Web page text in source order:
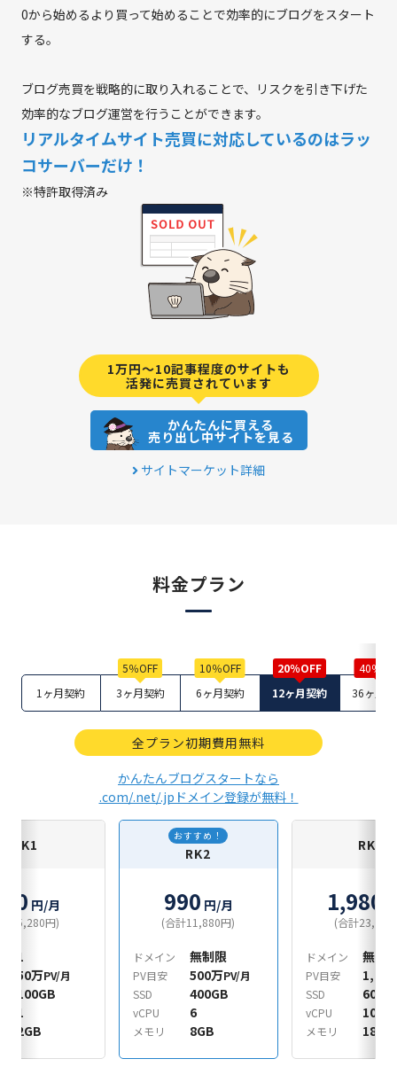
0から始めるより買って始めることで効率的にブログをスタート
する。
ブログ売買を戦略的に取り入れることで、リスクを引き下げた
効率的なブログ運営を行うことができます。
リアルタイムサイト売買に対応しているのはラッ
コサーバーだけ！
※特許取得済み
1万円～10記事程度のサイトも
活発に売買されています
かんたんに買える
売り出し中サイトを見る
サイトマーケット詳細
料金プラン
1ヶ月契約 3ヶ月契約 6ヶ月契約 12ヶ月契約 36ヶ月
全プラン初期費用無料
かんたんブログスタートなら
.com/.net/.jpドメイン登録が無料！
RK1
円/月
計5,280円)
1
50万PV/月
100GB
1
2GB
おすすめ！
RK2
990 円/月
(合計11,880円)
ドメイン 無制限
PV目安 500万PV/月
SSD
400GB
vCPU 6
メモリ 8GB
RK3
1,980
(合計23,760
ドメイン 無制
PV目安
SSD
vCPU 10
メモリ 18GB